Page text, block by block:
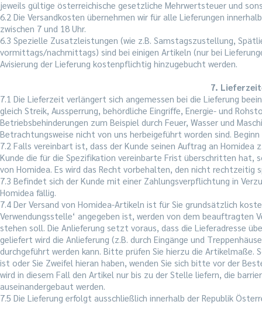
jeweils gültige österreichische gesetzliche Mehrwertsteuer und
6.2 Die Versandkosten übernehmen wir für alle Lieferungen
zwischen 7 und 18 Uhr.
6.3 Spezielle Zusatzleistungen (wie z.B. Samstagszustellung,
vormittags/nachmittags) sind bei einigen Artikeln (nur bei
Avisierung der Lieferung kostenpflichtig hinzugebucht werden.
7.
7.1 Die Lieferzeit verlängert sich angemessen bei die Lieferung
gleich Streik, Aussperrung, behördliche Eingriffe, Energie- und
Betriebsbehinderungen zum Beispiel durch Feuer, Wasser und
Betrachtungsweise nicht von uns herbeigeführt worden sind.
7.2 Falls vereinbart ist, dass der Kunde seinen Auftrag an Homidea
Kunde die für die Spezifikation vereinbarte Frist überschritten hat,
von Homidea. Es wird das Recht vorbehalten, den nicht
7.3 Befindet sich der Kunde mit einer Zahlungsverpflichtung in
Homidea fällig.
7.4 Der Versand von Homidea-Artikeln ist für Sie grundsätzlich
Verwendungsstelle‘ angegeben ist, werden von dem beauftragten
stehen soll. Die Anlieferung setzt voraus, dass die Lieferadresse
geliefert wird die Anlieferung (z.B. durch Eingänge und
durchgeführt werden kann. Bitte prüfen Sie hierzu die
ist oder Sie Zweifel hieran haben, wenden Sie sich bitte vor der
wird in diesem Fall den Artikel nur bis zu der Stelle liefern, die
auseinandergebaut werden.
7.5 Die Lieferung erfolgt ausschließlich innerhalb der Republik